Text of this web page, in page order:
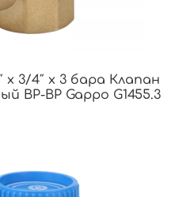
x 3/4″ x 3 бара Клапан
ВР-ВР Gappo G1455.3